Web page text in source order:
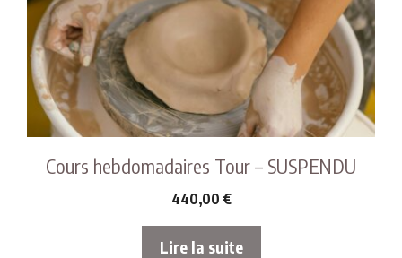
Cours hebdomadaires Tour – SUSPENDU
440,00 €
Lire la suite